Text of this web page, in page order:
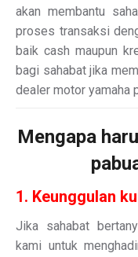
akan membantu
proses transaksi
baik cash maupun
bagi sahabat jika
dealer motor yamaha
Mengapa
1. Keunggulan
Jika sahabat
kami untuk